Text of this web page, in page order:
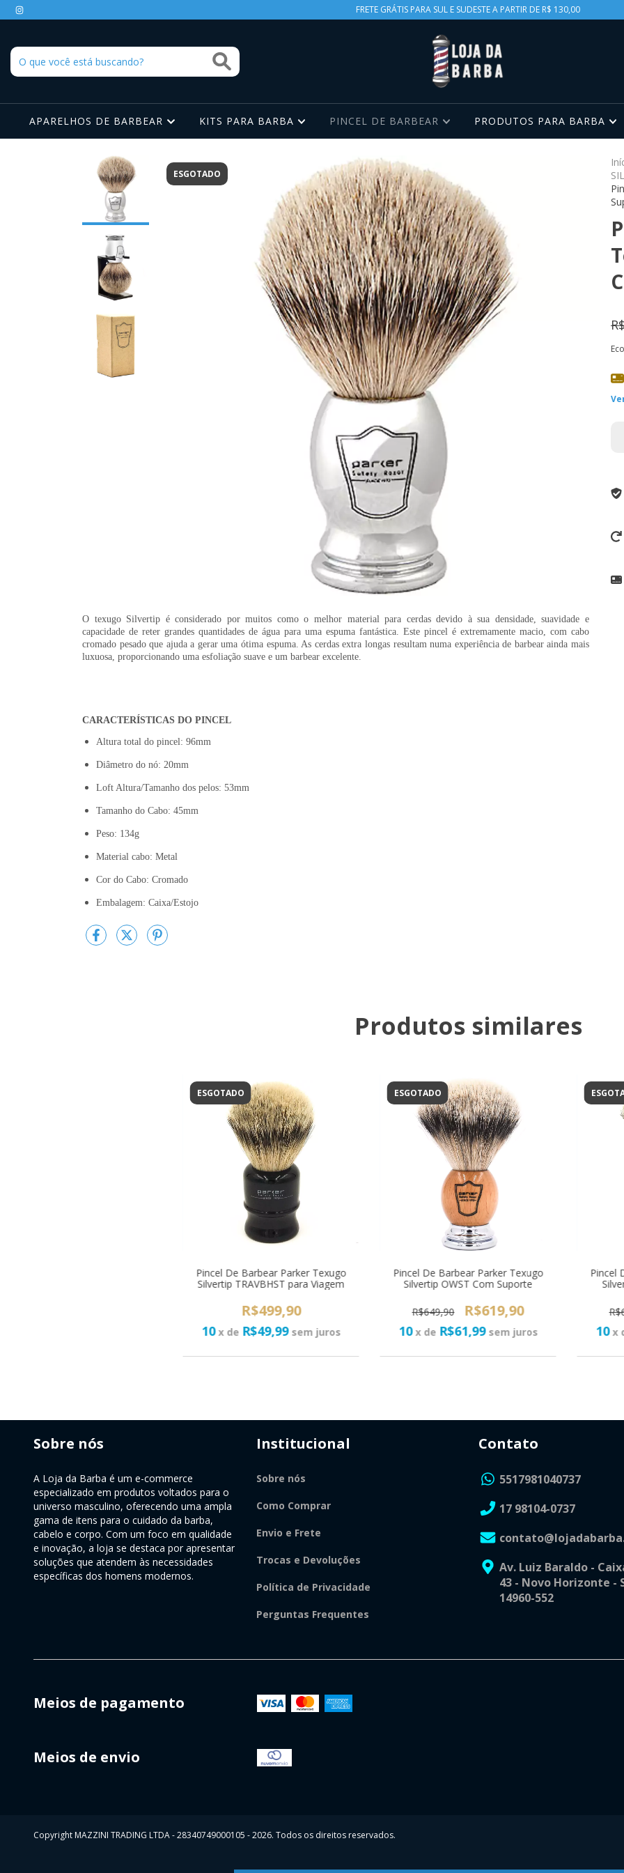
FRETE GRÁTIS PARA SUL E SUDESTE A PARTIR DE R$ 130,00
APARELHOS DE BARBEAR KITS PARA BARBA PINCEL DE BARBEAR PRODUTOS PARA BARBA
ESGOTADO
O texugo Silvertip é considerado por muitos como o melhor material para cerdas devido à sua densidade, suavidade e
capacidade de reter grandes quantidades de água para uma espuma fantástica. Este pincel é extremamente macio, com cabo
cromado pesado que ajuda a gerar uma ótima espuma. As cerdas extra longas resultam numa experiência de barbear ainda mais
luxuosa, proporcionando uma esfoliação suave e um barbear excelente.
CARACTERÍSTICAS DO PINCEL
Altura total do pincel: 96mm
Diâmetro do nó: 20mm
Loft Altura/Tamanho dos pelos: 53mm
Tamanho do Cabo: 45mm
Peso: 134g
Material cabo: Metal
Cor do Cabo: Cromado
Embalagem: Caixa/Estojo
Produtos similares
ESGOTADO
Pincel De Barbear Parker Texugo
Silvertip TRAVBHST para Viagem
R$499,90
10 x de R$49,99 sem juros
ESGOTADO
Pincel De Barbear Parker Texugo
Silvertip OWST Com Suporte
R$649,90 R$619,90
10 x de R$61,99 sem juros
Pincel
10 x
Sobre nós
A Loja da Barba é um e-commerce
especializado em produtos voltados para o
universo masculino, oferecendo uma ampla
gama de itens para o cuidado da barba,
cabelo e corpo. Com um foco em qualidade
e inovação, a loja se destaca por apresentar
soluções que atendem às necessidades
específicas dos homens modernos.
Institucional
Sobre nós
Como Comprar
Envio e Frete
Trocas e Devoluções
Política de Privacidade
Perguntas Frequentes
Contato
5517981040737
17 98104-0737
Av. Luiz Baraldo -
43 - Novo Horizonte -
14960-552
Meios de pagamento
Meios de envio
Copyright MAZZINI TRADING LTDA - 28340749000105 - 2026. Todos os direitos reservados.